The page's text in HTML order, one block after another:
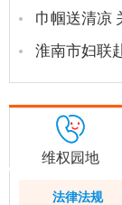
巾帼送清凉
淮南市妇联
维权园地
法律法规